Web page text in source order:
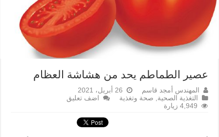
عصير الطماطم يحد من هشاشة العظام
المهندس أمجد قاسم
26 أبريل، 2021
التغذية الصحية, صحة وتغذية
اضف تعليق
4,949 زيارة